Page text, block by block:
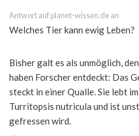
Antwort auf planet-wissen.de an
Welches Tier kann ewig Leben?
Bisher galt es als unmöglich,
haben Forscher entdeckt: Das
steckt in einer Qualle. Sie lebt
Turritopsis nutricula und ist
gefressen wird.